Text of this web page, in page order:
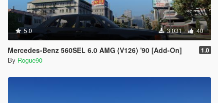
5.0 3,031 40
Mercedes-Benz 560SEL 6.0 AMG (V126) '90 [Add-On] 1.0
By Rogue90